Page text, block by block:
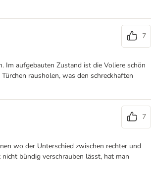
7
Im aufgebauten Zustand ist die Voliere schön
rausholen, was den schreckhaften
7
wo der Unterschied zwischen rechter und
bündig verschrauben lässt, hat man